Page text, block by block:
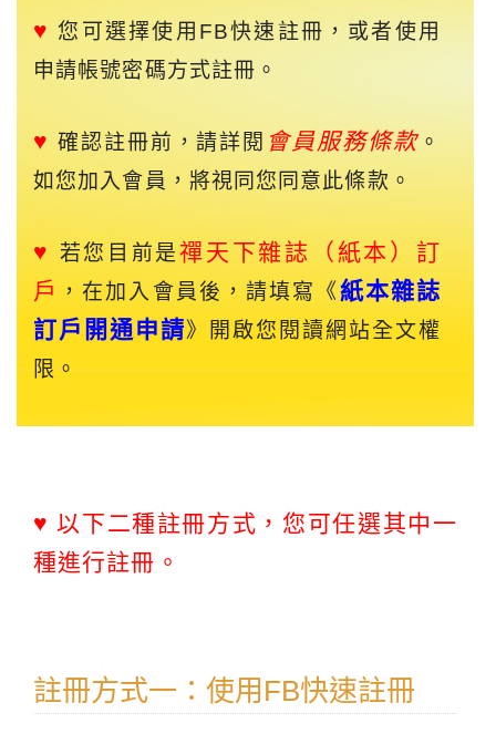
♥ 您可選擇使用FB快速註冊，或者使用
申請帳號密碼方式註冊。
♥ 確認註冊前，請詳閱 會員服務條款。
如您加入會員，將視同您同意此條款。
♥ 若您目前是禪天下雜誌（紙本）訂
戶 ，在加入會員後，請填寫《紙本雜誌
訂戶開通申請》開啟您閱讀網站全文權
限。
♥ 以下二種註冊方式，您可任選其中一
種進行註冊。
註冊方式一：使用FB快速註冊